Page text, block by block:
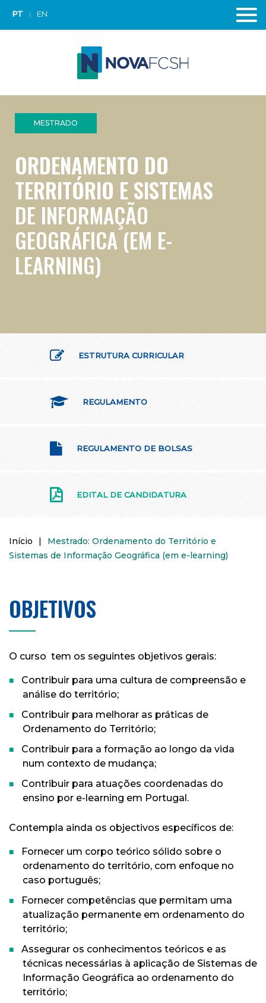
PT EN
MESTRADO
ORDENAMENTO DO
TERRITÓRIO E SISTEMAS
DE INFORMAÇÃO
GEOGRÁFICA (EM E-
LEARNING)
ESTRUTURA CURRICULAR
REGULAMENTO
REGULAMENTO DE BOLSAS
EDITAL DE CANDIDATURA
Início |
Mestrado: Ordenamento do Território e
Sistemas de Informação Geográfica (em e-learning)
OBJETIVOS
O curso tem os seguintes objetivos gerais:
Contribuir para uma cultura de compreensão e
análise do território;
Contribuir para melhorar as práticas de
Ordenamento do Território;
Contribuir para a formação ao longo da vida
num contexto de mudança;
Contribuir para atuações coordenadas do
ensino por e-learning em Portugal.
Contempla ainda os objectivos específicos de:
Fornecer um corpo teórico sólido sobre o
ordenamento do território, com enfoque no
caso português;
Fornecer competências que permitam uma
atualização permanente em ordenamento do
território;
Assegurar os conhecimentos teóricos e as
técnicas necessárias à aplicação de Sistemas de
Informação Geográfica ao ordenamento do
território;